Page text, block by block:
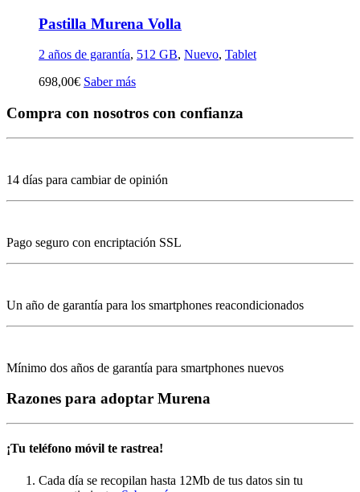
Pastilla Murena Volla
2 años de garantía, 512 GB, Nuevo, Tablet
698,00€ Saber más
Compra con nosotros con confianza
14 días para cambiar de opinión
Pago seguro con encriptación SSL
Un año de garantía para los smartphones reacondicionados
Mínimo dos años de garantía para smartphones nuevos
Razones para adoptar Murena
¡Tu teléfono móvil te rastrea!
Cada día se recopilan hasta 12Mb de tus datos sin tu